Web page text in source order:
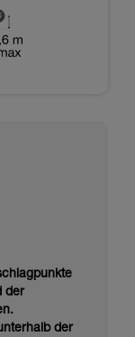
der
der